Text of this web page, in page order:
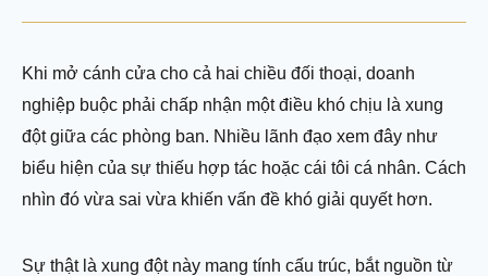
Khi mở cánh cửa cho cả hai chiều đối thoại, doanh
nghiệp buộc phải chấp nhận một điều khó chịu là xung
đột giữa các phòng ban. Nhiều lãnh đạo xem đây như
biểu hiện của sự thiếu hợp tác hoặc cái tôi cá nhân. Cách
nhìn đó vừa sai vừa khiến vấn đề khó giải quyết hơn.
Sự thật là xung đột này mang tính cấu trúc, bắt nguồn từ